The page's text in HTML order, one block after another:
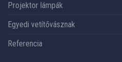
Projektor lámpák
Egyedi vetítővásznak
Referencia